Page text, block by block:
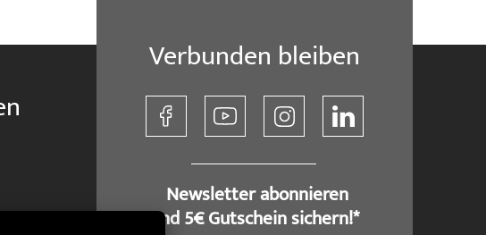
Verbunden bleiben
​ Newsletter abonnieren
und 5€ Gutschein sichern!*